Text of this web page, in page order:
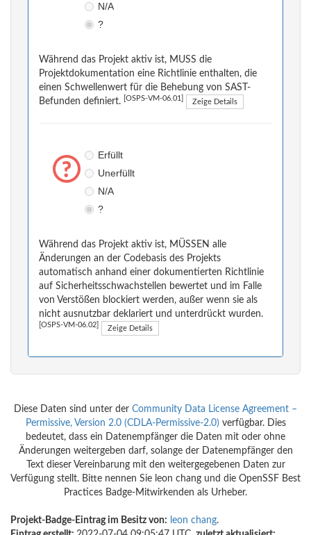
N/A
?
Während das Projekt aktiv ist, MUSS die
Projektdokumentation eine Richtlinie enthalten, die
einen Schwellenwert für die Behebung von SAST-
Befunden definiert.
[OSPS-VM-06.01] Zeige Details
Erfüllt
Unerfüllt
N/A
?
Während das Projekt aktiv ist, MÜSSEN alle
Änderungen an der Codebasis des Projekts
automatisch anhand einer dokumentierten Richtlinie
auf Sicherheitsschwachstellen bewertet und im Falle
von Verstößen blockiert werden, außer wenn sie als
nicht ausnutzbar deklariert und unterdrückt wurden.
[OSPS-VM-06.02] Zeige Details
Diese Daten sind unter der Community Data License Agreement –
Permissive, Version 2.0 (CDLA-Permissive-2.0) verfügbar. Dies
bedeutet, dass ein Datenempfänger die Daten mit oder ohne
Änderungen weitergeben darf, solange der Datenempfänger den
Text dieser Vereinbarung mit den weitergegebenen Daten zur
Verfügung stellt. Bitte nennen Sie leon chang und die OpenSSF Best
Practices Badge-Mitwirkenden als Urheber.
Projekt-Badge-Eintrag im Besitz von: leon chang.